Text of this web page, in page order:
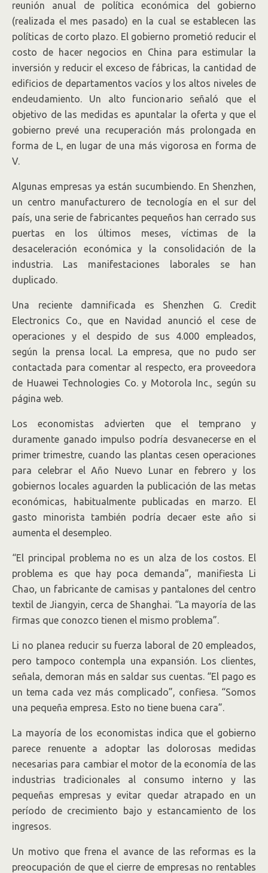
reunión anual de política económica del gobierno
(realizada el mes pasado) en la cual se establecen las
políticas de corto plazo. El gobierno prometió reducir el
costo de hacer negocios en China para estimular la
inversión y reducir el exceso de fábricas, la cantidad de
edificios de departamentos vacíos y los altos niveles de
endeudamiento. Un alto funcionario señaló que el
objetivo de las medidas es apuntalar la oferta y que el
gobierno prevé una recuperación más prolongada en
forma de L, en lugar de una más vigorosa en forma de
V.
Algunas empresas ya están sucumbiendo. En Shenzhen,
un centro manufacturero de tecnología en el sur del
país, una serie de fabricantes pequeños han cerrado sus
puertas en los últimos meses, víctimas de la
desaceleración económica y la consolidación de la
industria. Las manifestaciones laborales se han
duplicado.
Una reciente damnificada es Shenzhen G. Credit
Electronics Co., que en Navidad anunció el cese de
operaciones y el despido de sus 4.000 empleados,
según la prensa local. La empresa, que no pudo ser
contactada para comentar al respecto, era proveedora
de Huawei Technologies Co. y Motorola Inc., según su
página web.
Los economistas advierten que el temprano y
duramente ganado impulso podría desvanecerse en el
primer trimestre, cuando las plantas cesen operaciones
para celebrar el Año Nuevo Lunar en febrero y los
gobiernos locales aguarden la publicación de las metas
económicas, habitualmente publicadas en marzo. El
gasto minorista también podría decaer este año si
aumenta el desempleo.
“El principal problema no es un alza de los costos. El
problema es que hay poca demanda”, manifiesta Li
Chao, un fabricante de camisas y pantalones del centro
textil de Jiangyin, cerca de Shanghai. “La mayoría de las
firmas que conozco tienen el mismo problema”.
Li no planea reducir su fuerza laboral de 20 empleados,
pero tampoco contempla una expansión. Los clientes,
señala, demoran más en saldar sus cuentas. “El pago es
un tema cada vez más complicado”, confiesa. “Somos
una pequeña empresa. Esto no tiene buena cara”.
La mayoría de los economistas indica que el gobierno
parece renuente a adoptar las dolorosas medidas
necesarias para cambiar el motor de la economía de las
industrias tradicionales al consumo interno y las
pequeñas empresas y evitar quedar atrapado en un
período de crecimiento bajo y estancamiento de los
ingresos.
Un motivo que frena el avance de las reformas es la
preocupación de que el cierre de empresas no rentables